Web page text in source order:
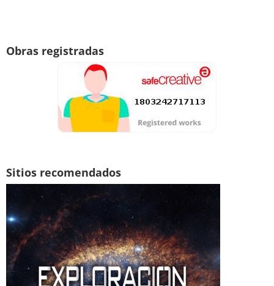
Obras registradas
Sitios recomendados